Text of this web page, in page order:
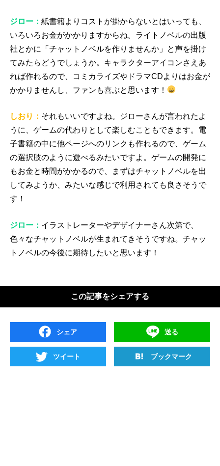
ジロー： 紙書籍よりコストが掛からないとはいっても、
いろいろお金がかかりますからね。ライトノベルの出版
社とかに「チャットノベルを作りませんか」と声を掛け
てみたらどうでしょうか。キャラクターアイコンさえあ
れば作れるので、コミカライズやドラマCDよりはお金が
かかりませんし、ファンも喜ぶと思います！
しおり： それもいいですよね。ジローさんが言われたよ
うに、ゲームの代わりとして楽しむこともできます。電
子書籍の中に他ページへのリンクも作れるので、ゲーム
の選択肢のように遊べるみたいですよ。ゲームの開発に
もお金と時間がかかるので、まずはチャットノベルを出
してみようか、みたいな感じで利用されても良さそうで
す！
ジロー： イラストレーターやデザイナーさん次第で、
色々なチャットノベルが生まれてきそうですね。チャッ
トノベルの今後に期待したいと思います！
この記事をシェアする
シェア 送る
ツイート ブックマーク